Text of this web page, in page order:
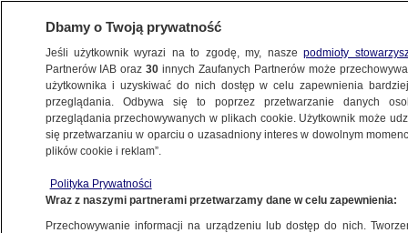
BIZNES
NIERUCHOMOŚCI
Morawiecki o końcu użytkowania
wieczystego
Dbamy o Twoją prywatność
Jeśli użytkownik wyrazi na to zgodę, my, naszepodmioty
Partnerów IAB oraz30 innych Zaufanych Partnerów może
użytkownika i uzyskiwać do nich dostęp w celu zapewnienia
przeglądania. Odbywa się to poprzez przetwarzanie danych
przeglądania przechowywanych w plikach cookie. Użytkownik może
się przetwarzaniu w oparciu o uzasadniony interes w dowolnym
plików cookie i reklam”.
Polityka Prywatności
Wraz z naszymi partnerami przetwarzamy dane w celu zapewnienia:
Przechowywanie informacji na urządzeniu lub dostęp do nich.